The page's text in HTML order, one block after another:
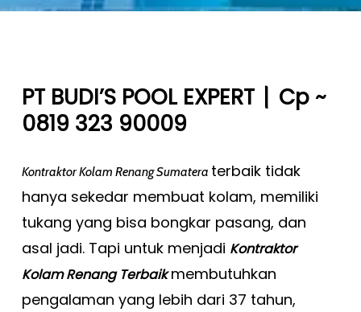
PT BUDI’S POOL EXPERT| Cp ~
0819 323 90009
Kontraktor Kolam Renang Sumatera terbaik tidak
hanya sekedar membuat kolam, memiliki
tukang yang bisa bongkar pasang, dan
asal jadi. Tapi untuk menjadi Kontraktor
Kolam Renang Terbaikmembutuhkan
pengalaman yang lebih dari 37 tahun,